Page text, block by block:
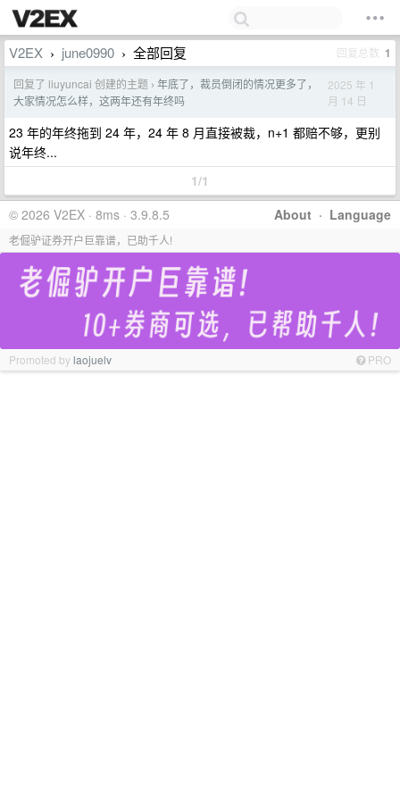
V2EX › june0990 › 全部回复 回复总数 1
回复了 liuyuncai 创建的主题 › 年底了，裁员倒闭的情况更多了，
大家情况怎么样，这两年还有年终吗
2025 年 1
月 14 日
23 年的年终拖到 24 年，24 年 8 月直接被裁，n+1 都赔不够，更别
说年终...
1/1
About · Language
© 2026 V2EX · 8ms · 3.9.8.5
老倔驴证券开户巨靠谱，已助千人!
Promoted bylaojuelv PRO